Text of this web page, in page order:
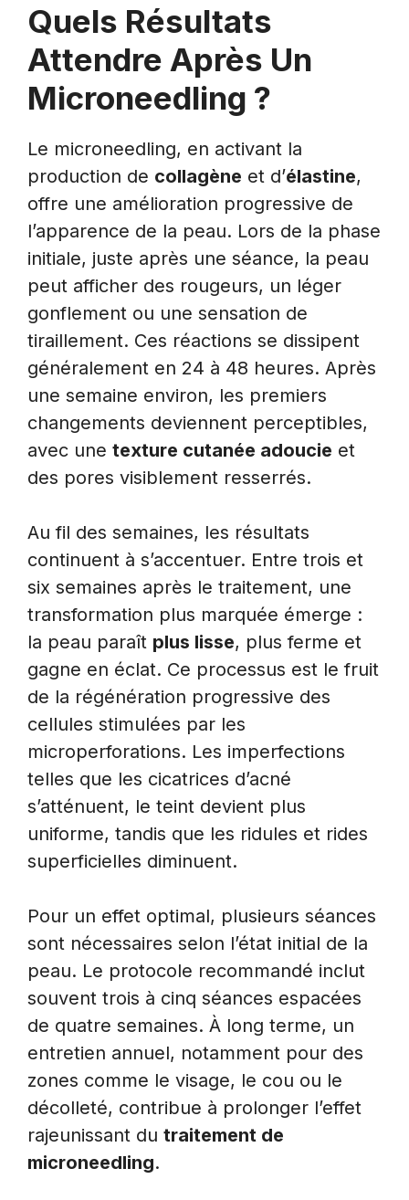
Quels Résultats
Attendre Après Un
Microneedling ?
Le microneedling, en activant la
production de collagène et d’élastine,
offre une amélioration progressive de
l’apparence de la peau. Lors de la phase
initiale, juste après une séance, la peau
peut afficher des rougeurs, un léger
gonflement ou une sensation de
tiraillement. Ces réactions se dissipent
généralement en 24 à 48 heures. Après
une semaine environ, les premiers
changements deviennent perceptibles,
avec une texture cutanée adoucie et
des pores visiblement resserrés.
Au fil des semaines, les résultats
continuent à s’accentuer. Entre trois et
six semaines après le traitement, une
transformation plus marquée émerge :
la peau paraît plus lisse, plus ferme et
gagne en éclat. Ce processus est le fruit
de la régénération progressive des
cellules stimulées par les
microperforations. Les imperfections
telles que les cicatrices d’acné
s’atténuent, le teint devient plus
uniforme, tandis que les ridules et rides
superficielles diminuent.
Pour un effet optimal, plusieurs séances
sont nécessaires selon l’état initial de la
peau. Le protocole recommandé inclut
souvent trois à cinq séances espacées
de quatre semaines. À long terme, un
entretien annuel, notamment pour des
zones comme le visage, le cou ou le
décolleté, contribue à prolonger l’effet
rajeunissant du traitement de
microneedling.